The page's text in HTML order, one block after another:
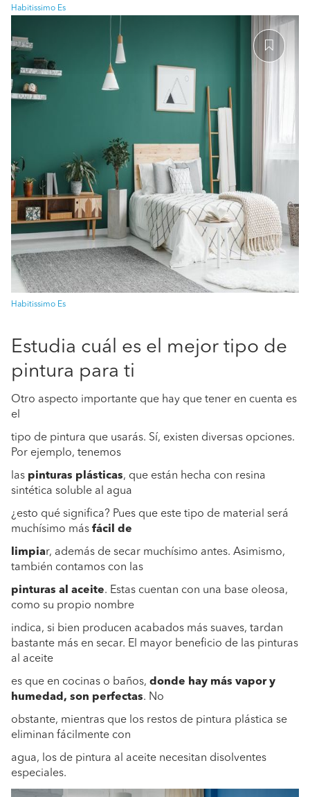
Habitissimo Es
Habitissimo Es
Estudia cuál es el mejor tipo de
pintura para ti
Otro aspecto importante que hay que tener en cuenta es
el
tipo de pintura que usarás. Sí, existen diversas opciones.
Por ejemplo, tenemos
las pinturas plásticas, que están hecha con resina
sintética soluble al agua
¿esto qué significa? Pues que este tipo de material será
muchísimo más fácil de
limpiar, además de secar muchísimo antes. Asimismo,
también contamos con las
pinturas al aceite. Estas cuentan con una base oleosa,
como su propio nombre
indica, si bien producen acabados más suaves, tardan
bastante más en secar. El mayor beneficio de las pinturas
al aceite
es que en cocinas o baños, donde hay más vapor y
humedad, son perfectas. No
obstante, mientras que los restos de pintura plástica se
eliminan fácilmente con
agua, los de pintura al aceite necesitan disolventes
especiales.